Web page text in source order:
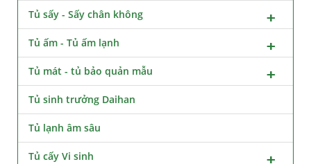
Tủ sấy - Sấy chân không
Tủ ấm - Tủ ấm lạnh
Tủ mát - tủ bảo quản mẫu
Tủ sinh trưởng Daihan
Tủ lạnh âm sâu
Tủ cấy Vi sinh